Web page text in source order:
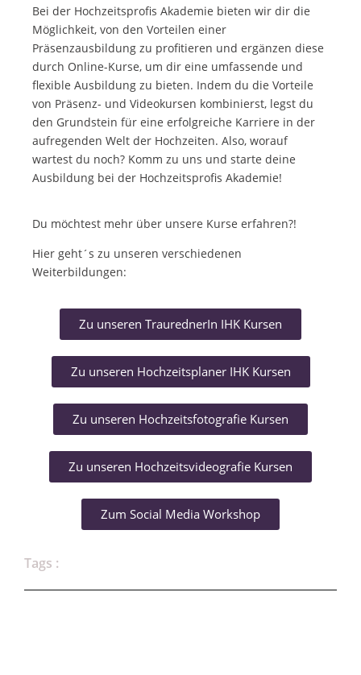
Bei der Hochzeitsprofis Akademie bieten wir dir die
Möglichkeit, von den Vorteilen einer
Präsenzausbildung zu profitieren und ergänzen diese
durch Online-Kurse, um dir eine umfassende und
flexible Ausbildung zu bieten. Indem du die Vorteile
von Präsenz- und Videokursen kombinierst, legst du
den Grundstein für eine erfolgreiche Karriere in der
aufregenden Welt der Hochzeiten. Also, worauf
wartest du noch? Komm zu uns und starte deine
Ausbildung bei der Hochzeitsprofis Akademie!
Du möchtest mehr über unsere Kurse erfahren?!
Hier geht´s zu unseren verschiedenen
Weiterbildungen:
Zu unseren TraurednerIn IHK Kursen
Zu unseren Hochzeitsplaner IHK Kursen
Zu unseren Hochzeitsfotografie Kursen
Zu unseren Hochzeitsvideografie Kursen
Zum Social Media Workshop
Tags :